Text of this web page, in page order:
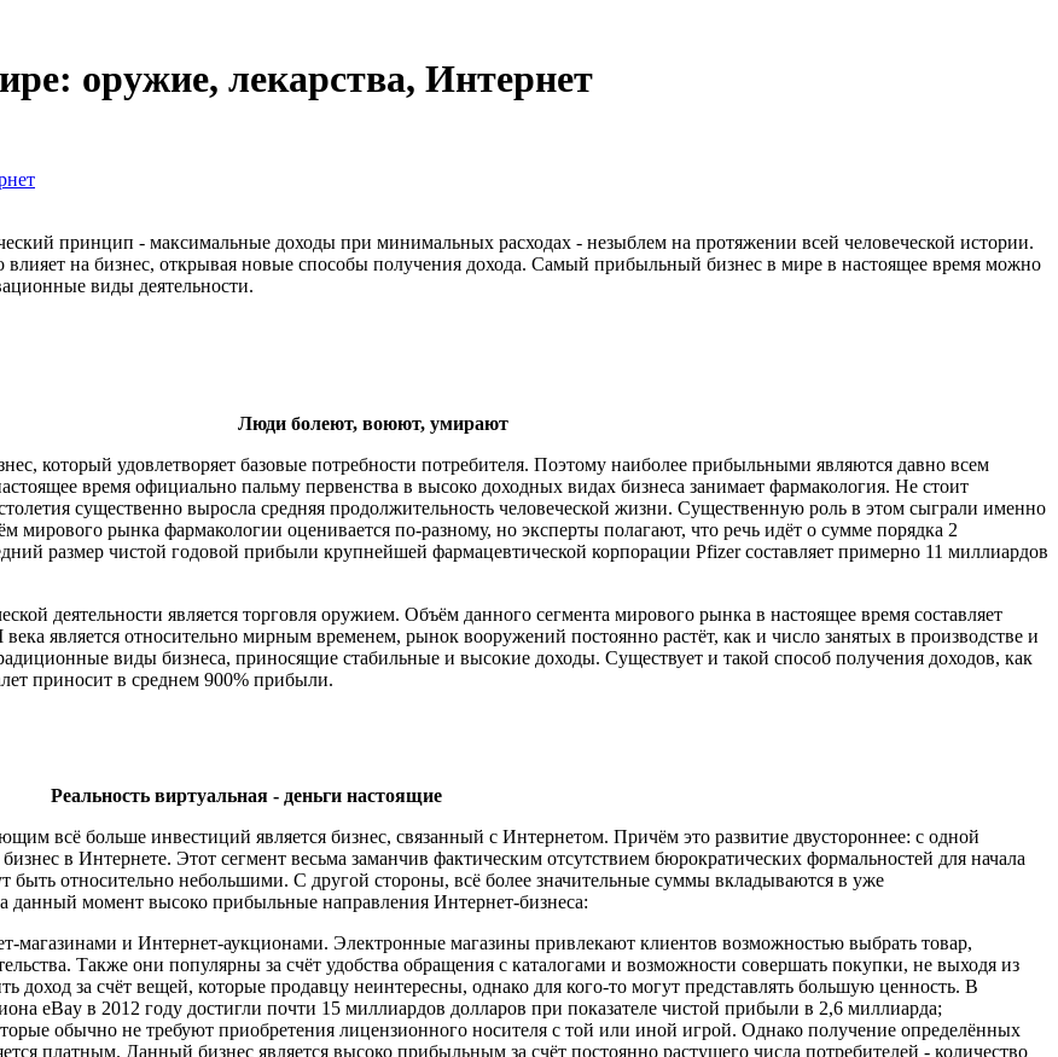
оружие, лекарства, Интернет
принцип - максимальные доходы при минимальных расходах - незыблем на протяжении всей человеческой истории.
влияет на бизнес, открывая новые способы получения дохода. Самый прибыльный бизнес в мире в настоящее время можно
виды деятельности.
Люди болеют, воюют, умирают
который удовлетворяет базовые потребности потребителя. Поэтому наиболее прибыльными являются давно всем
время официально пальму первенства в высоко доходных видах бизнеса занимает фармакология. Не стоит
существенно выросла средняя продолжительность человеческой жизни. Существенную роль в этом сыграли именно
мирового рынка фармакологии оценивается по-разному, но эксперты полагают, что речь идёт о сумме порядка 2
размер чистой годовой прибыли крупнейшей фармацевтической корпорации Pfizer составляет примерно 11 миллиардов
деятельности является торговля оружием. Объём данного сегмента мирового рынка в настоящее время составляет
является относительно мирным временем, рынок вооружений постоянно растёт, как и число занятых в производстве и
виды бизнеса, приносящие стабильные и высокие доходы. Существует и такой способ получения доходов, как
приносит в среднем 900% прибыли.
Реальность виртуальная - деньги настоящие
всё больше инвестиций является бизнес, связанный с Интернетом. Причём это развитие двустороннее: с одной
в Интернете. Этот сегмент весьма заманчив фактическим отсутствием бюрократических формальностей для начала
быть относительно небольшими. С другой стороны, всё более значительные суммы вкладываются в уже
данный момент высоко прибыльные направления Интернет-бизнеса:
магазинами и Интернет-аукционами. Электронные магазины привлекают клиентов возможностью выбрать товар,
Также они популярны за счёт удобства обращения с каталогами и возможности совершать покупки, не выходя из
за счёт вещей, которые продавцу неинтересны, однако для кого-то могут представлять большую ценность. В
eBay в 2012 году достигли почти 15 миллиардов долларов при показателе чистой прибыли в 2,6 миллиарда;
обычно не требуют приобретения лицензионного носителя с той или иной игрой. Однако получение определённых
платным. Данный бизнес является высоко прибыльным за счёт постоянно растущего числа потребителей - количество